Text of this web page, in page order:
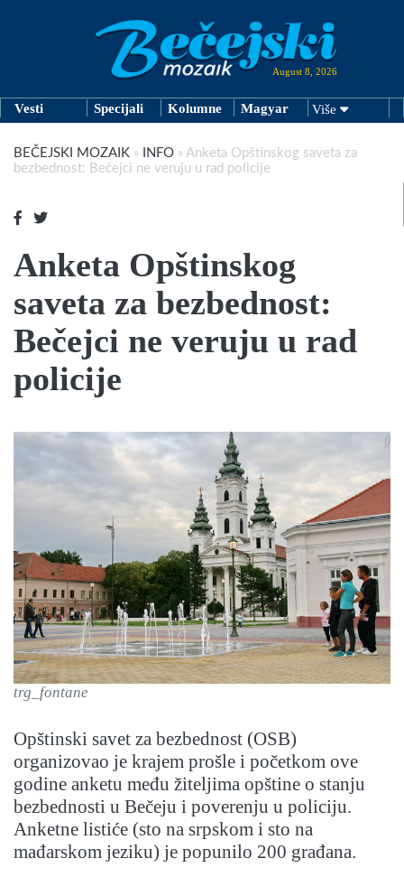
August 8, 2026
Vesti Specijali Kolumne Magyar Više
BEČEJSKI MOZAIK » INFO » Anketa Opštinskog saveta za
bezbednost: Bečejci ne veruju u rad policije
Anketa Opštinskog
saveta za bezbednost:
Bečejci ne veruju u rad
policije
trg_fontane
Opštinski savet za bezbednost (OSB)
organizovao je krajem prošle i početkom ove
godine anketu među žiteljima opštine o stanju
bezbednosti u Bečeju i poverenju u policiju.
Anketne listiće (sto na srpskom i sto na
mađarskom jeziku) je popunilo 200 građana.